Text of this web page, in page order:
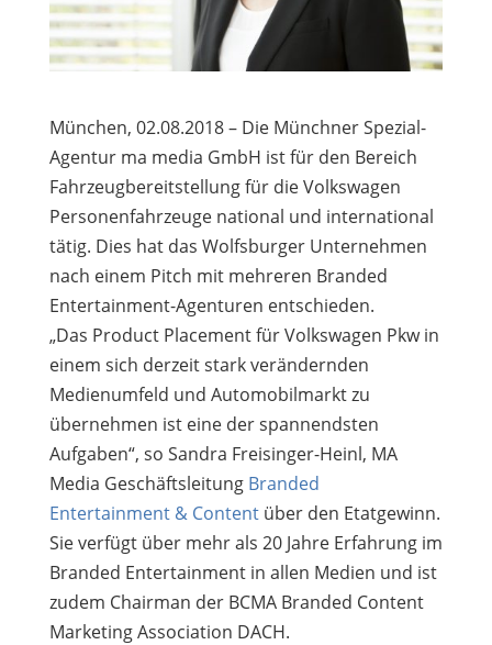
München, 02.08.2018 – Die Münchner Spezial-
Agentur ma media GmbH ist für den Bereich
Fahrzeugbereitstellung für die Volkswagen
Personenfahrzeuge national und international
tätig. Dies hat das Wolfsburger Unternehmen
nach einem Pitch mit mehreren Branded
Entertainment-Agenturen entschieden.
„Das Product Placement für Volkswagen Pkw in
einem sich derzeit stark verändernden
Medienumfeld und Automobilmarkt zu
übernehmen ist eine der spannendsten
Aufgaben“, so Sandra Freisinger-Heinl, MA
Media Geschäftsleitung Branded
Entertainment & Contentüber den Etatgewinn.
Sie verfügt über mehr als 20 Jahre Erfahrung im
Branded Entertainment in allen Medien und ist
zudem Chairman der BCMA Branded Content
Marketing Association DACH.